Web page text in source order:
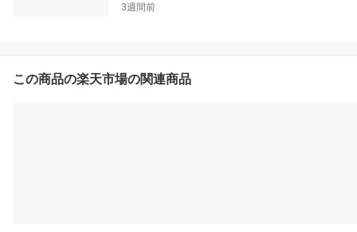
3週間前
この商品の楽天市場の関連商品